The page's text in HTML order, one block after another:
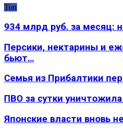
Топ
934 млрд руб. за месяц:
Персики, нектарины и
бьют…
Семья из Прибалтики
ПВО за сутки
Японские власти вновь